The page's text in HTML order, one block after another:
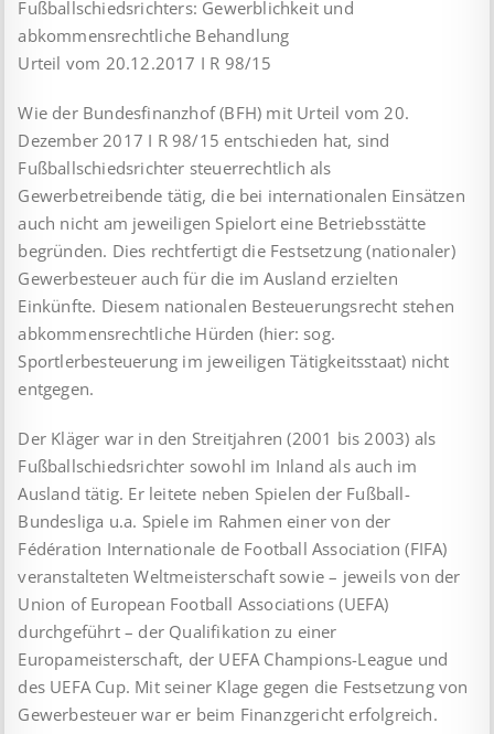
Fußballschiedsrichters: Gewerblichkeit und
abkommensrechtliche Behandlung
Urteil vom 20.12.2017 I R 98/15
Wie der Bundesfinanzhof (BFH) mit Urteil vom 20.
Dezember 2017 I R 98/15 entschieden hat, sind
Fußballschiedsrichter steuerrechtlich als
Gewerbetreibende tätig, die bei internationalen Einsätzen
auch nicht am jeweiligen Spielort eine Betriebsstätte
begründen. Dies rechtfertigt die Festsetzung (nationaler)
Gewerbesteuer auch für die im Ausland erzielten
Einkünfte. Diesem nationalen Besteuerungsrecht stehen
abkommensrechtliche Hürden (hier: sog.
Sportlerbesteuerung im jeweiligen Tätigkeitsstaat) nicht
entgegen.
Der Kläger war in den Streitjahren (2001 bis 2003) als
Fußballschiedsrichter sowohl im Inland als auch im
Ausland tätig. Er leitete neben Spielen der Fußball-
Bundesliga u.a. Spiele im Rahmen einer von der
Fédération Internationale de Football Association (FIFA)
veranstalteten Weltmeisterschaft sowie – jeweils von der
Union of European Football Associations (UEFA)
durchgeführt – der Qualifikation zu einer
Europameisterschaft, der UEFA Champions-League und
des UEFA Cup. Mit seiner Klage gegen die Festsetzung von
Gewerbesteuer war er beim Finanzgericht erfolgreich.